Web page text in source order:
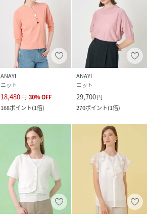
ANAYI
ニット
18,480円 30%OFF
168ポイント(1倍)
ANAYI
ニット
29,700円
270ポイント(1倍)